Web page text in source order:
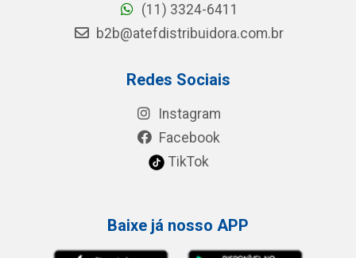
(11) 3324-6411
b2b@atefdistribuidora.com.br
Redes Sociais
Instagram
Facebook
TikTok
Baixe já nosso APP